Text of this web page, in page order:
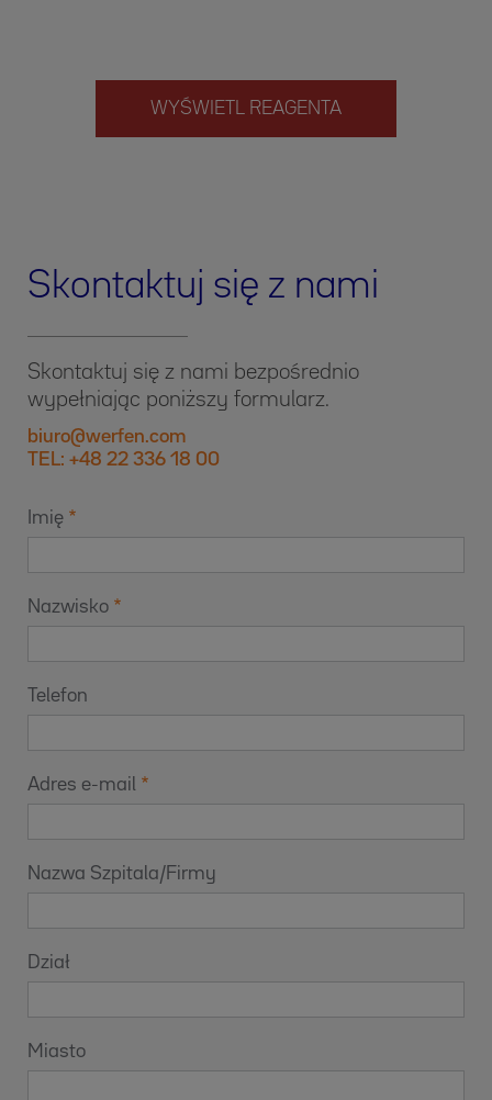
WYŚWIETL REAGENTA
Skontaktuj się z nami
Skontaktuj się z nami bezpośrednio
wypełniając poniższy formularz.
biuro@werfen.com
TEL: +48 22 336 18 00
Imię
Nazwisko
Telefon
Adres e-mail
Nazwa Szpitala/Firmy
Dział
Miasto